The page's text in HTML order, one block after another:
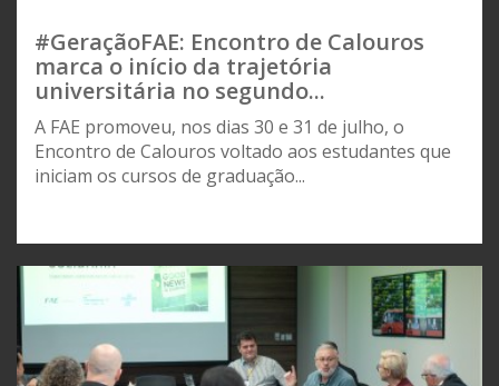
#GeraçãoFAE: Encontro de Calouros
marca o início da trajetória
universitária no segundo...
A FAE promoveu, nos dias 30 e 31 de julho, o
Encontro de Calouros voltado aos estudantes que
iniciam os cursos de graduação...